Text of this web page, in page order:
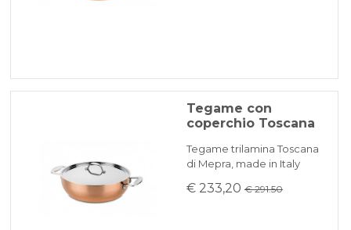
Tegame con
coperchio Toscana
Tegame trilamina Toscana
di Mepra, made in Italy
€ 233,20 € 291.50